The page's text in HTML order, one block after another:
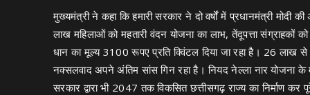
मुख्यमंत्री ने कहा कि हमारी सरकार ने दो वर्षों में प्रधानमंत्री मोदी
लाख महिलाओं को महतारी वंदन योजना का लाभ, तेंदूपत्ता संग्राहकों
धान का मूल्य 3100 रूपए प्रति क्विंटल दिया जा रहा है। 26 लाख से
नक्सलवाद अपने अंतिम सांस गिन रहा है। नियद नेल्ला नार योजना
सरकार द्वारा भी 2047 तक विकसित छत्तीसगढ़ राज्य का निर्माण कर